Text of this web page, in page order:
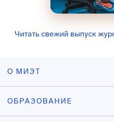
Читать свежий выпуск
О МИЭТ
ОБРАЗОВАНИЕ